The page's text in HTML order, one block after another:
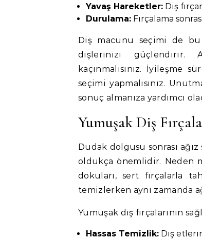
Yavaş Hareketler: Diş
Durulama: Fırçalama
Diş macunu seçimi de
dişlerinizi güçlendirir.
kaçınmalısınız.
seçimi yapmalısınız.
sonuç almanıza yardımcı
Yumuşak Diş
Dudak dolgusu sonrası ağız
oldukça önemlidir. Neden
dokuları, sert fırçalarla
temizlerken aynı zamanda
Yumuşak diş fırçalarının
Hassas Temizlik: Diş